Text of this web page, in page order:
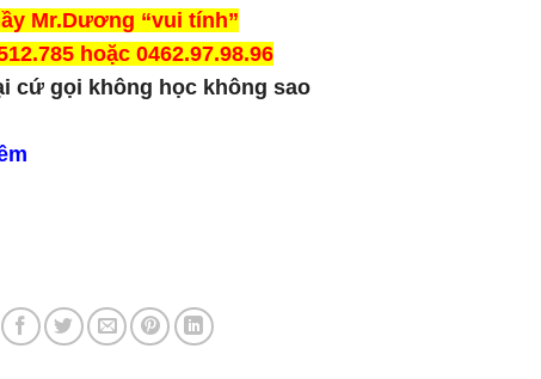
Mr.Dương “vui tính”
hoặc 0462.97.98.96
cứ gọi không học không sao